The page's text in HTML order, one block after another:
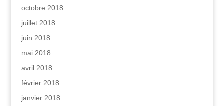
octobre 2018
juillet 2018
juin 2018
mai 2018
avril 2018
février 2018
janvier 2018